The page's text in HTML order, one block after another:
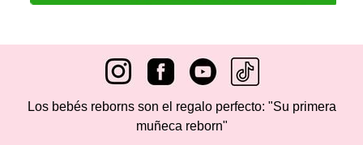
Los bebés reborns son el regalo perfecto: "Su primera
muñeca reborn"